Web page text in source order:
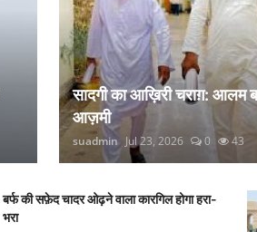
सादगी का आख़िरी चराग़: आलम
आज़मी
suadmin Jul 23, 2026 0 43
बर्फ की सफ़ेद चादर ओढ़ने वाला कारगिल होगा हरा-
भरा